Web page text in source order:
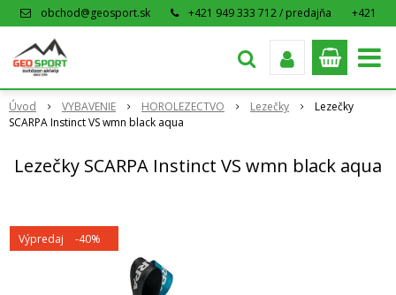
obchod@geosport.sk +421 949 333 712 / predajňa
+421
Úvod VYBAVENIE HOROLEZECTVO Lezečky
Lezečky
SCARPA Instinct VS wmn black aqua
Lezečky SCARPA Instinct VS wmn black aqua
Výpredaj -40%